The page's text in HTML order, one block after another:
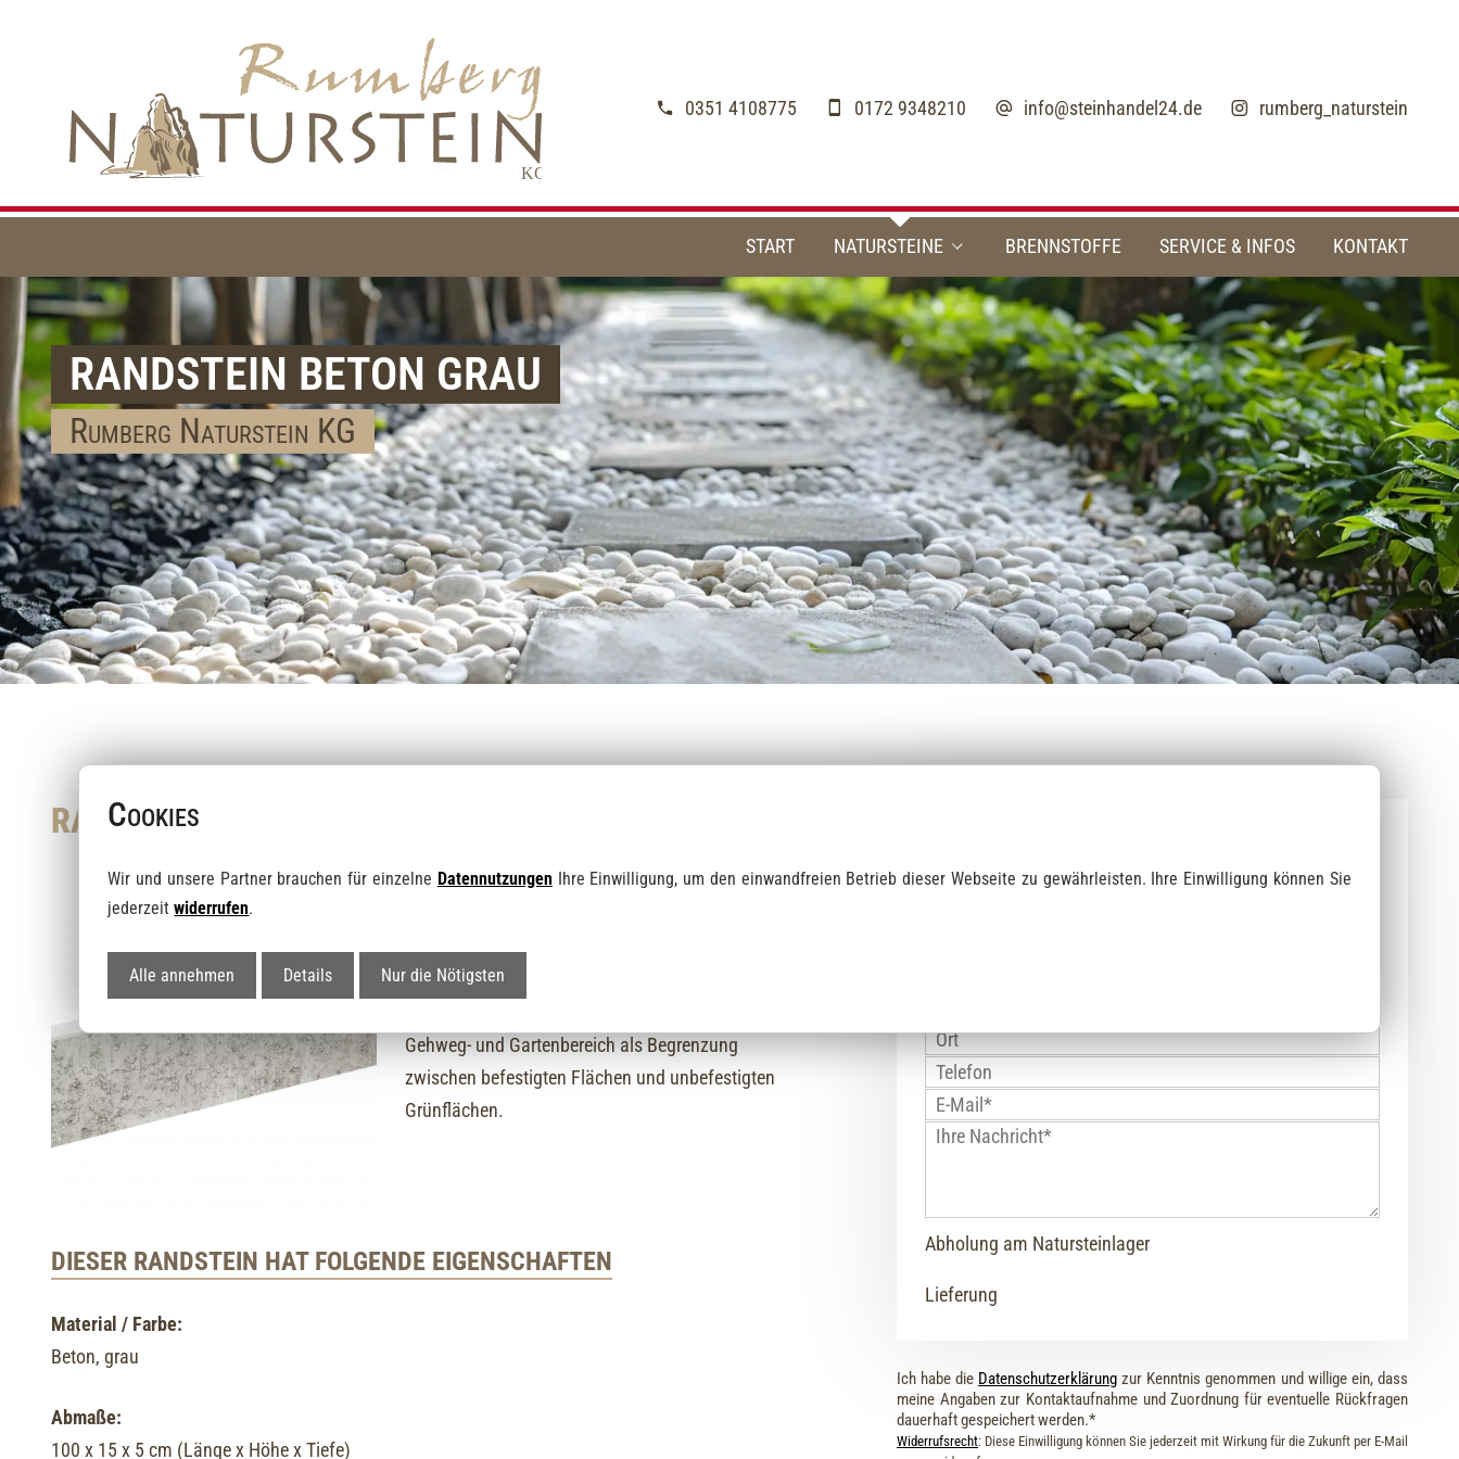
0351 4108775 0172 9348210 info@steinhandel24.de rumberg_naturstein
START NATURSTEINE
Pflastersteine
Terrassenplatten
Blockstufen
Bord- und Leistensteine
Palisaden und Bordsteine
Mauersteine
Schüttgüter Mineral / Splitt
BRENNSTOFFE SERVICE & INFOS KONTAKT
RANDSTEIN BETON GRAU
Rumberg Naturstein KG
RANDSTEIN BETON GRAU
Gehweg- und Gartenbereich als Begrenzung
zwischen befestigten Flächen und unbefestigten
Grünflächen.
DIESER RANDSTEIN HAT FOLGENDE EIGENSCHAFTEN
Material / Farbe:
Beton, grau
Abmaße:
100 x 15 x 5 cm (Länge x Höhe x Tiefe)
Abholung am Natursteinlager
Lieferung
Ich habe die Datenschutzerklärung zur Kenntnis genommen und willige ein, dass
meine Angaben zur Kontaktaufnahme und Zuordnung für eventuelle Rückfragen
dauerhaft gespeichert werden.*
Widerrufsrecht: Diese Einwilligung können Sie jederzeit mit Wirkung für die Zukunft per E-Mail
Cookies
Wir und unsere Partner brauchen für einzelne DatennutzungenIhre Einwilligung, um den einwandfreien Betrieb dieser Webseite zu gewährleisten. Ihre Einwilligung können Sie
jederzeitwiderrufen.
Alle annehmen Details Nur die Nötigsten